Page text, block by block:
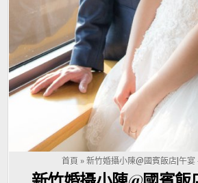
首頁 »新竹婚攝小陳@國賓飯店|午